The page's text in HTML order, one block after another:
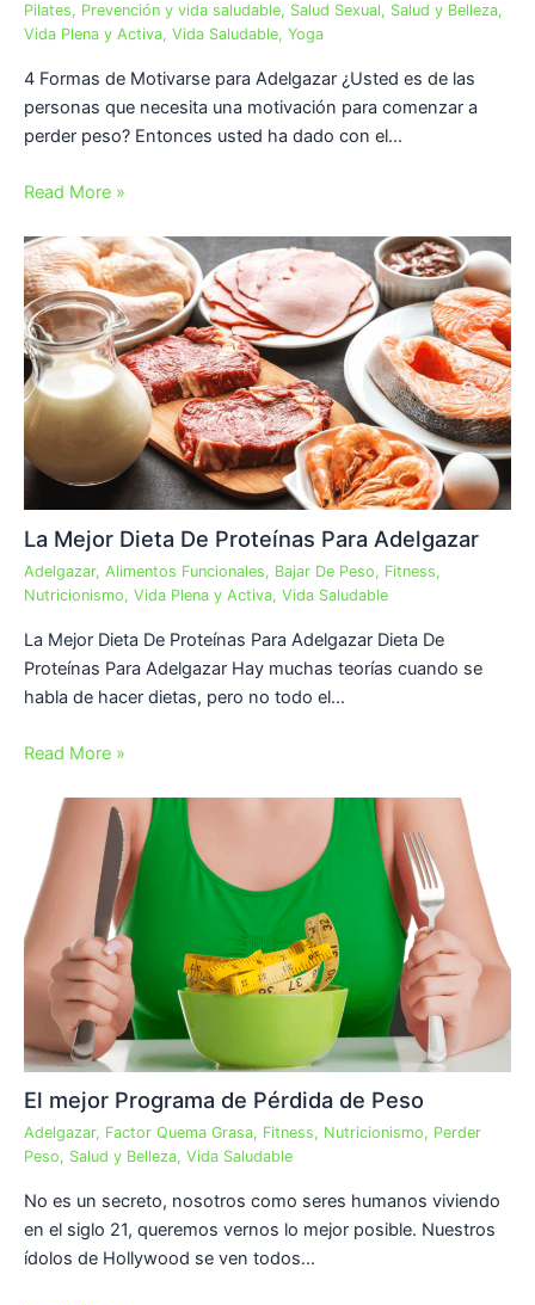
Pilates, Prevención y vida saludable, Salud Sexual, Salud y Belleza,
Vida Plena y Activa, Vida Saludable, Yoga
4 Formas de Motivarse para Adelgazar ¿Usted es de las
personas que necesita una motivación para comenzar a
perder peso? Entonces usted ha dado con el…
Read More »
La Mejor Dieta De Proteínas Para Adelgazar
Adelgazar, Alimentos Funcionales, Bajar De Peso, Fitness,
Nutricionismo, Vida Plena y Activa, Vida Saludable
La Mejor Dieta De Proteínas Para Adelgazar Dieta De
Proteínas Para Adelgazar Hay muchas teorías cuando se
habla de hacer dietas, pero no todo el…
Read More »
El mejor Programa de Pérdida de Peso
Adelgazar, Factor Quema Grasa, Fitness, Nutricionismo, Perder
Peso, Salud y Belleza, Vida Saludable
No es un secreto, nosotros como seres humanos viviendo
en el siglo 21, queremos vernos lo mejor posible. Nuestros
ídolos de Hollywood se ven todos…